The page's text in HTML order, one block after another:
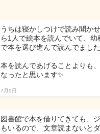
うちは寝かしつけで読み聞か
ら1人で絵本を読んでいて、
で本を選び進んで読んでました
本を読んであげることよりも
なったと思います✨
7月9日
図書館で本を借りてきても、
もいるので、文章読まないと